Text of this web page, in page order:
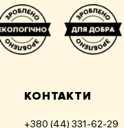
КОНТАКТИ
+380 (44) 331-62-29